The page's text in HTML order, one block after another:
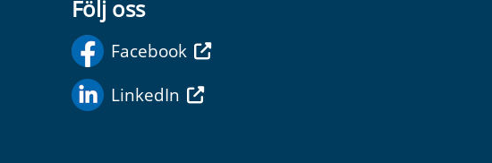
Följ oss
Facebook
LinkedIn